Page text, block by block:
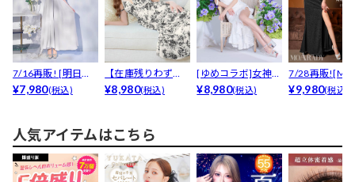
7/16再販! [明日花
キララ着用]S...
¥7,980(税込)
【在庫残りわず
か】谷間ジップ×ア
¥8,980(税込)
[ゆめコラボ]女神級
上品ワンショルダ
¥8,980(税込)
7/28再販
DY][姉ド...
¥9,980(税込)
人気アイテムはこちら